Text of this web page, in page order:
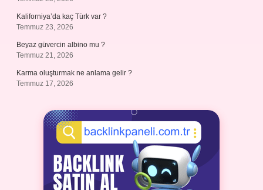
Kaliforniya’da kaç Türk var ?
Temmuz 23, 2026
Beyaz güvercin albino mu ?
Temmuz 21, 2026
Karma oluşturmak ne anlama gelir ?
Temmuz 17, 2026